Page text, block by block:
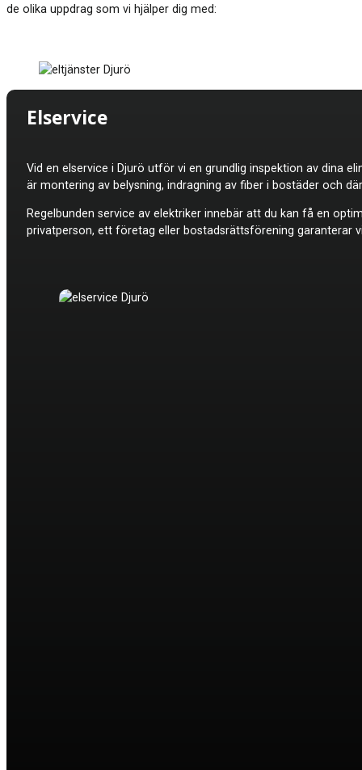
de olika uppdrag som vi hjälper dig med:
Elservice
Vid en elservice i Djurö utför vi en grundlig inspektion av dina
är montering av belysning, indragning av fiber i bostäder och
Regelbunden service av elektriker innebär att du kan få en
privatperson, ett företag eller bostadsrättsförening garanterar